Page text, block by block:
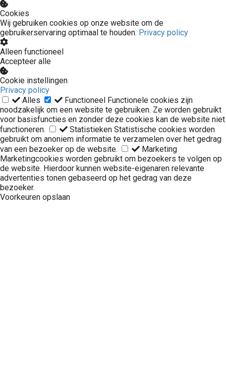
Cookies
Wij gebruiken cookies op onze website om de
gebruikerservaring optimaal te houden. Privacy policy
Alleen functioneel
Accepteer alle
Cookie instellingen
Privacy policy
Alles
Functioneel Functionele cookies zijn
noodzakelijk om een website te gebruiken. Ze worden gebruikt
voor basisfuncties en zonder deze cookies kan de website niet
functioneren.
Statistieken Statistische cookies worden
gebruikt om anoniem informatie te verzamelen over het gedrag
van een bezoeker op de website.
Marketing
Marketingcookies worden gebruikt om bezoekers te volgen op
de website. Hierdoor kunnen website-eigenaren relevante
advertenties tonen gebaseerd op het gedrag van deze
bezoeker.
Voorkeuren opslaan